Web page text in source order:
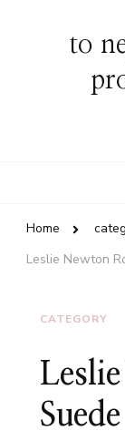
to
Home
Leslie Newton
CATEGORY